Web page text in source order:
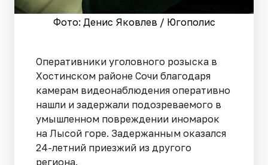
Фото: Денис Яковлев / Югополис
Оперативники уголовного розыска в
Хостинском районе Сочи благодаря
камерам видеонаблюдения оперативно
нашли и задержали подозреваемого в
умышленном повреждении иномарок
на Лысой горе. Задержанным оказался
24-летний приезжий из другого
региона.